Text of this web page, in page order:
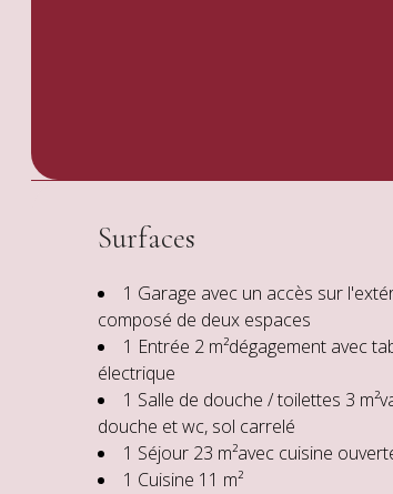
Surfaces
1 Garage avec un accès sur
composé de deux espaces
1 Entrée 2 m²dégagement avec
électrique
1 Salle de douche / toilettes 3 m²
douche et wc, sol carrelé
1 Séjour 23 m²avec cuisine
1 Cuisine 11 m²